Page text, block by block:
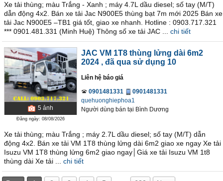
Xe tải thùng; màu Trắng - Xanh ; máy 4.7L dầu diesel; số tay (M/T)
dẫn động 4x2. Bán xe tải Jac N900E5 thùng bạt 7m mới 2025 Bán xe
tải Jac N900E5 –TB1 giá tốt, giao xe nhanh. Hotline : 0903.717.321
*** 0901.481.331 (Minh Huệ) Thông số xe tải JAC ...
chi tiết
5 ảnh
Đăng ngày: 08/08/2026
JAC VM 1T8 thùng lửng dài 6m2
2024 , đã qua sử dụng 10
Liên hệ báo giá
0901481331
0901481331
quehuonghiephoa1
Người dùng bán tại Bình Dương
Xe tải thùng; màu Trắng ; máy 2.7L dầu diesel; số tay (M/T) dẫn
động 4x2. Bán xe tải VM 1T8 thùng lửng dài 6m2 giao xe ngay Xe tải
Isuzu VM 1T8 thùng lửng 6m2 giao ngay│Giá xe tải Isuzu VM 1t8
thùng dài Xe tải ...
chi tiết